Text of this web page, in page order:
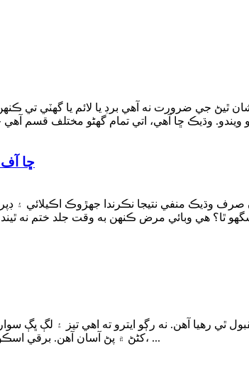
جي ضرورت نه آهي برڊ يا لائم يا گهٽي تي
ڇا
وڌيڪ منفي نتيجا نڪرندا جهڙوڪ اڪيلائي ۽
ٿي رهيا آهن. نه رڳو ايترو ته اهي تيز ۽ لڳ ڀڳ
کڻڻ ۾ پڻ آسان آهن. برقي اسڪوٽر جا ڪيترائي قسم آھن. اهي ٻه ڦيٿن کان وٺي، ٽي ڦيٿيون، ...